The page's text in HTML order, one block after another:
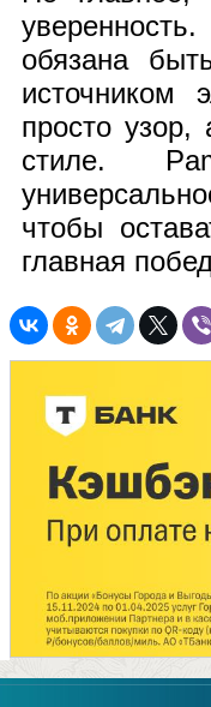
обязана
источником
просто
стиле.
чтобы
главная